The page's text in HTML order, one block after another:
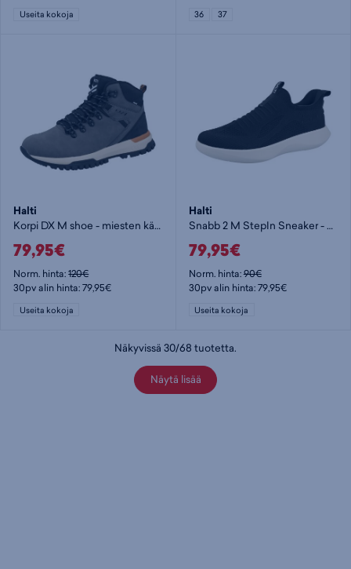
Useita kokoja 36 37
Halti
Korpi DX M shoe - miesten kävelykengät
79,95€
Norm. hinta:120€
30pv alin hinta: 79,95€
Useita kokoja
Halti
Snabb 2 M StepIn Sneaker - miesten kävelykengät
79,95€
Norm. hinta:90€
30pv alin hinta: 79,95€
Useita kokoja
Näkyvissä 30/68 tuotetta.
Näytä lisää